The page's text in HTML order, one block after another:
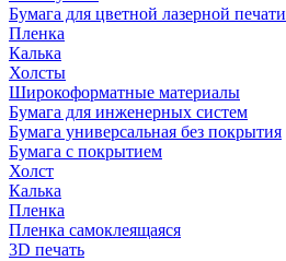
Бумага для цветной лазерной печати
Пленка
Калька
Холсты
Широкоформатные материалы
Бумага для инженерных систем
Бумага универсальная без покрытия
Бумага с покрытием
Холст
Калька
Пленка
Пленка самоклеящаяся
3D печать